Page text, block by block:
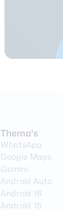
Thema's
WhatsApp
Google Maps
Gemini
Android Auto
Android 16
Android 15